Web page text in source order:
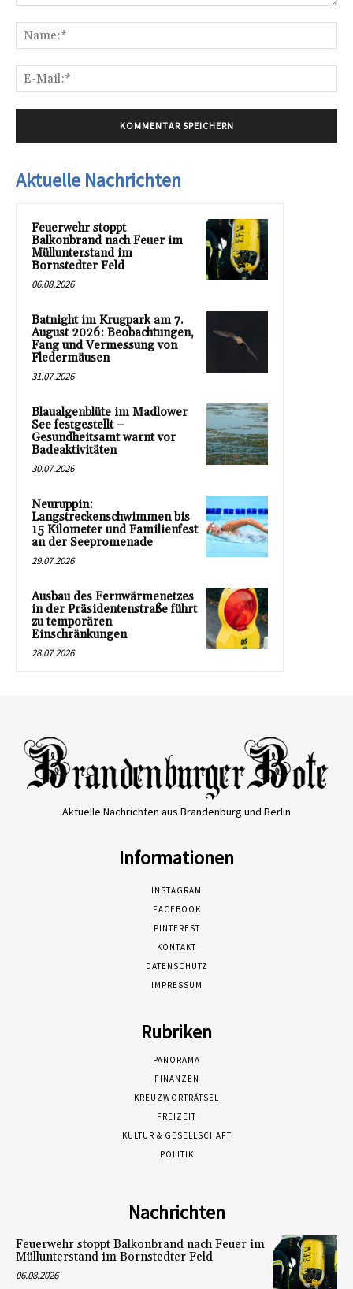
Aktuelle Nachrichten
Feuerwehr stoppt
Balkonbrand nach Feuer im
Müllunterstand im
Bornstedter Feld
06.08.2026
Batnight im Krugpark am 7.
August 2026: Beobachtungen,
Fang und Vermessung von
Fledermäusen
31.07.2026
Blaualgenblüte im Madlower
See festgestellt –
Gesundheitsamt warnt vor
Badeaktivitäten
30.07.2026
Neuruppin:
Langstreckenschwimmen bis
15 Kilometer und Familienfest
an der Seepromenade
29.07.2026
Ausbau des Fernwärmenetzes
in der Präsidentenstraße führt
zu temporären
Einschränkungen
28.07.2026
Aktuelle Nachrichten aus Brandenburg und Berlin
Informationen
INSTAGRAM
FACEBOOK
PINTEREST
KONTAKT
DATENSCHUTZ
IMPRESSUM
Rubriken
PANORAMA
FINANZEN
KREUZWORTRÄTSEL
FREIZEIT
KULTUR & GESELLSCHAFT
POLITIK
Nachrichten
Feuerwehr stoppt Balkonbrand nach Feuer im
Müllunterstand im Bornstedter Feld
06.08.2026